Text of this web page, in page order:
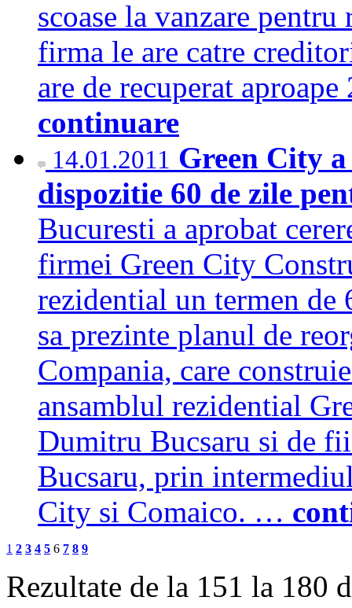
scoase la vanzare
firma le are catre
are de recuperat
continuare
14.01.2011 Green City
dispozitie 60 de zile
Bucuresti a aprobat
firmei Green City
rezidential un termen de
sa prezinte planul de
Compania, care
ansamblul rezidential
Dumitru Bucsaru si de
Bucsaru, prin
City si Comaico. …
1 2 3 4 5 6 7 8 9
Rezultate de la 151 la 180